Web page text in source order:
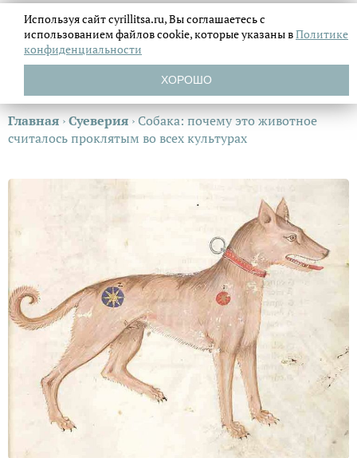
Главная ›Суеверия ›Собака: почему это животное
считалось проклятым во всех культурах
Используя сайт cyrillitsa.ru, Вы соглашаетесь с
использованием файловcookie, которые указаны вПолитике
конфиденциальности
ХОРОШО